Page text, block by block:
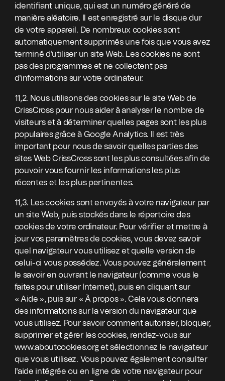
identifiant unique, qui est un numéro généré de
manière aléatoire. Il est enregistré sur le disque dur
de votre appareil. De nombreux cookies sont
automatiquement supprimés une fois que vous avez
terminé d'utiliser un site Web. Les cookies ne sont
pas des programmes et ne collectent pas
d'informations sur votre ordinateur.
11,2. Nous utilisons des cookies sur le site Web de
CrissCross pour nous aider à analyser le nombre de
visiteurs et à déterminer quelles pages sont les plus
populaires grâce à Google Analytics. Il est très
important pour nous de savoir quelles parties des
sites Web CrissCross sont les plus consultées afin de
pouvoir vous fournir les informations les plus
récentes et les plus pertinentes.
11,3. Les cookies sont envoyés à votre navigateur par
un site Web, puis stockés dans le répertoire des
cookies de votre ordinateur. Pour vérifier et mettre à
jour vos paramètres de cookies, vous devez savoir
quel navigateur vous utilisez et quelle version de
celui-ci vous possédez. Vous pouvez généralement
le savoir en ouvrant le navigateur (comme vous le
faites pour utiliser Internet), puis en cliquant sur
« Aide », puis sur « À propos ». Cela vous donnera
des informations sur la version du navigateur que
vous utilisez. Pour savoir comment autoriser, bloquer,
supprimer et gérer les cookies, rendez-vous sur
www.aboutcookies.org et sélectionnez le navigateur
que vous utilisez. Vous pouvez également consulter
l'aide intégrée ou en ligne de votre navigateur pour